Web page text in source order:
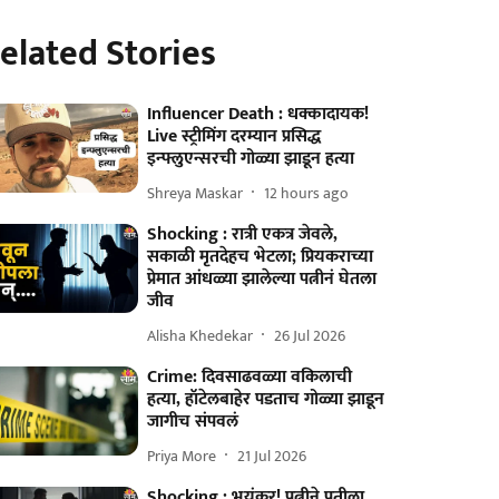
Stories
Influencer Death : धक्कादायक!
Live स्ट्रीमिंग दरम्यान प्रसिद्ध
इन्फ्लुएन्सरची गोळ्या झाडून हत्या
Shreya Maskar 12 hours ago
Shocking : रात्री एकत्र जेवले,
सकाळी मृतदेहच भेटला; प्रियकराच्या
प्रेमात आंधळ्या झालेल्या पत्नीनं घेतला
जीव
Alisha Khedekar 26 Jul 2026
Crime: दिवसाढवळ्या वकिलाची
हत्या, हॉटेलबाहेर पडताच गोळ्या झाडून
जागीच संपवलं
Priya More 21 Jul 2026